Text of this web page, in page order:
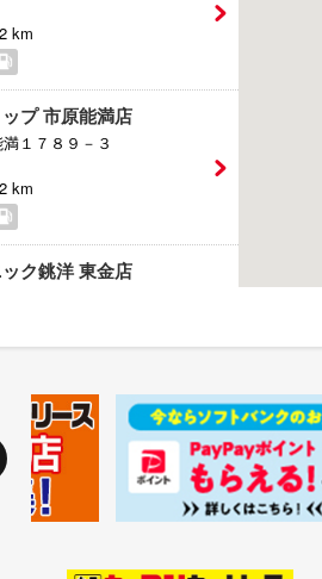
km
プ 市原能満店
１７８９－３
km
ック銚洋 東金店
km
金澤石油）
誉田町1丁目312
km